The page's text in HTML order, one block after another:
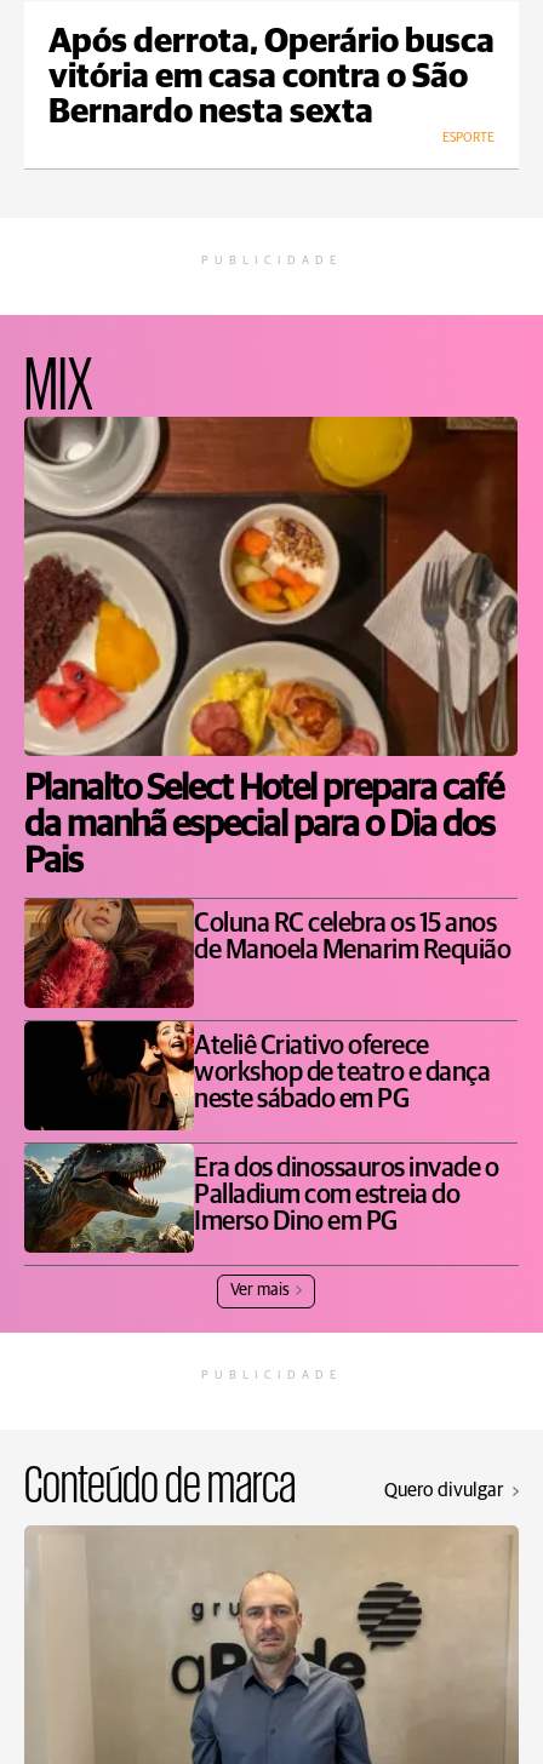
Após derrota, Operário busca
vitória em casa contra o São
Bernardo nesta sexta
ESPORTE
PUBLICIDADE
MIX
Planalto Select Hotel prepara café
da manhã especial para o Dia dos
Pais
Coluna RC celebra os 15 anos
de Manoela Menarim Requião
Ateliê Criativo oferece
workshop de teatro e dança
neste sábado em PG
Era dos dinossauros invade o
Palladium com estreia do
Imerso Dino em PG
Ver mais
PUBLICIDADE
Conteúdo de marca Quero divulgar